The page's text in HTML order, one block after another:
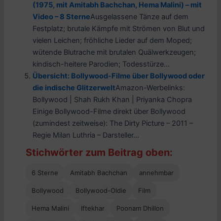
(1975, mit Amitabh Bachchan, Hema Malini) – mit
Video – 8 SterneAusgelassene Tänze auf dem
Festplatz; brutale Kämpfe mit Strömen von Blut und
vielen Leichen; fröhliche Lieder auf dem Moped;
wütende Blutrache mit brutalen Quälwerkzeugen;
kindisch-heitere Parodien; Todesstürze...
Übersicht: Bollywood-Filme über Bollywood oder
die indische GlitzerweltAmazon-Werbelinks:
Bollywood | Shah Rukh Khan | Priyanka Chopra
Einige Bollywood-Filme direkt über Bollywood
(zumindest zeitweise): The Dirty Picture – 2011 –
Regie Milan Luthria – Darsteller...
Stichwörter zum Beitrag oben:
6 Sterne Amitabh Bachchan annehmbar
Bollywood Bollywood-Oldie Film
Hema Malini Iftekhar Poonam Dhillon